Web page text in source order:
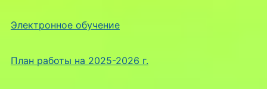
Электронное обучение
План работы на 2025-2026 г.